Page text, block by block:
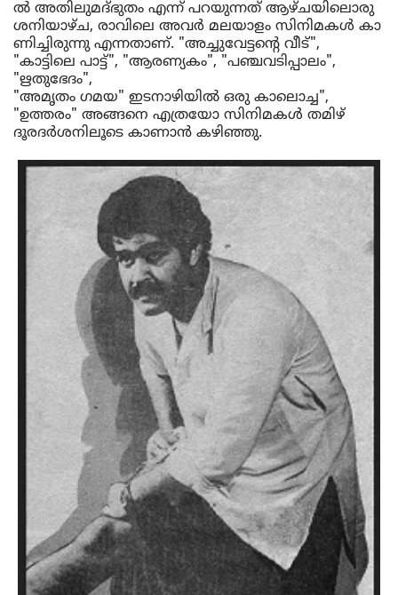
ൽ അതിലുമ ദ്‌ഭുതം എന്ന് പറയുന്നത് ആഴ്ചയിലൊരു
ശനിയാഴ്ച, രാവിലെ അവർ മലയാളം സിനിമകൾ കാ
ണിച്ചിരുന്നു എന്നതാണ്. "അച്ചുവേട്ടന്റെ വീട്",
"കാട്ടിലെ പാട്ട്", "ആരണ്യകം", "പഞ്ചവടിപ്പാലം",
"ഋതുഭേദം",
"അമൃതം ഗമയ" ഇടനാഴിയിൽ ഒരു കാലൊച്ച",
"ഉത്തരം" അങ്ങനെ എത്രയോ സിനിമകൾ തമിഴ്
ദൂരദർശനിലൂടെ കാണാൻ കഴിഞ്ഞു.